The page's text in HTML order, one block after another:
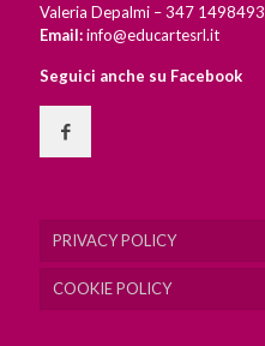
Valeria Depalmi – 347 1498493
Email:info@educartesrl.it
Seguici anche su Facebook
PRIVACY POLICY
COOKIE POLICY